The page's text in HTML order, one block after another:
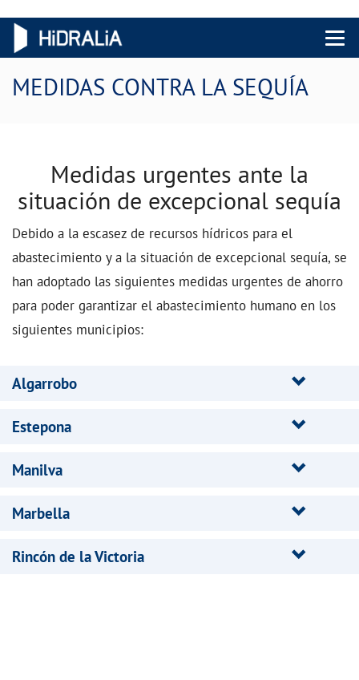
Menu
MEDIDAS CONTRA LA SEQUÍA
Medidas urgentes ante la
situación de excepcional sequía
Debido a la escasez de recursos hídricos para el
abastecimiento y a la situación de excepcional sequía, se
han adoptado las siguientes medidas urgentes de ahorro
para poder garantizar el abastecimiento humano en los
siguientes municipios:
Algarrobo
Estepona
Manilva
Marbella
Rincón de la Victoria